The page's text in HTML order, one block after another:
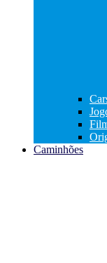
Caminhões